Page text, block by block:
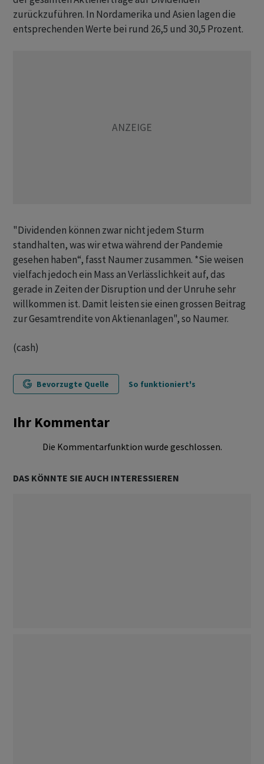
zurückzuführen. In Nordamerika und Asien lagen die
entsprechenden Werte bei rund 26,5 und 30,5 Prozent.
"Dividenden können zwar nicht jedem Sturm
standhalten, was wir etwa während der Pandemie
gesehen haben“, fasst Naumer zusammen. *Sie weisen
vielfach jedoch ein Mass an Verlässlichkeit auf, das
gerade in Zeiten der Disruption und der Unruhe sehr
willkommen ist. Damit leisten sie einen grossen Beitrag
zur Gesamtrendite von Aktienanlagen", so Naumer.
(cash)
Bevorzugte Quelle So funktioniert's
Ihr Kommentar
Die Kommentarfunktion wurde geschlossen.
DAS KÖNNTE SIE AUCH INTERESSIEREN